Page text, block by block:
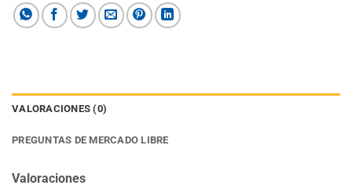
VALORACIONES (0)
PREGUNTAS DE MERCADO LIBRE
Valoraciones